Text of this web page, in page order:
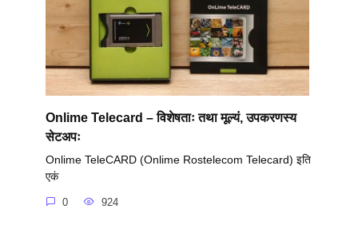
Onlime Telecard – विशेषताः तथा मूल्यं, उपकरणस्य
सेटअपः
Onlime TeleCARD (Onlime Rostelecom Telecard) इति
एकं
0 924